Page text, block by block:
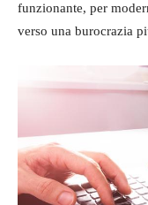
funzionante, per
verso una burocrazia